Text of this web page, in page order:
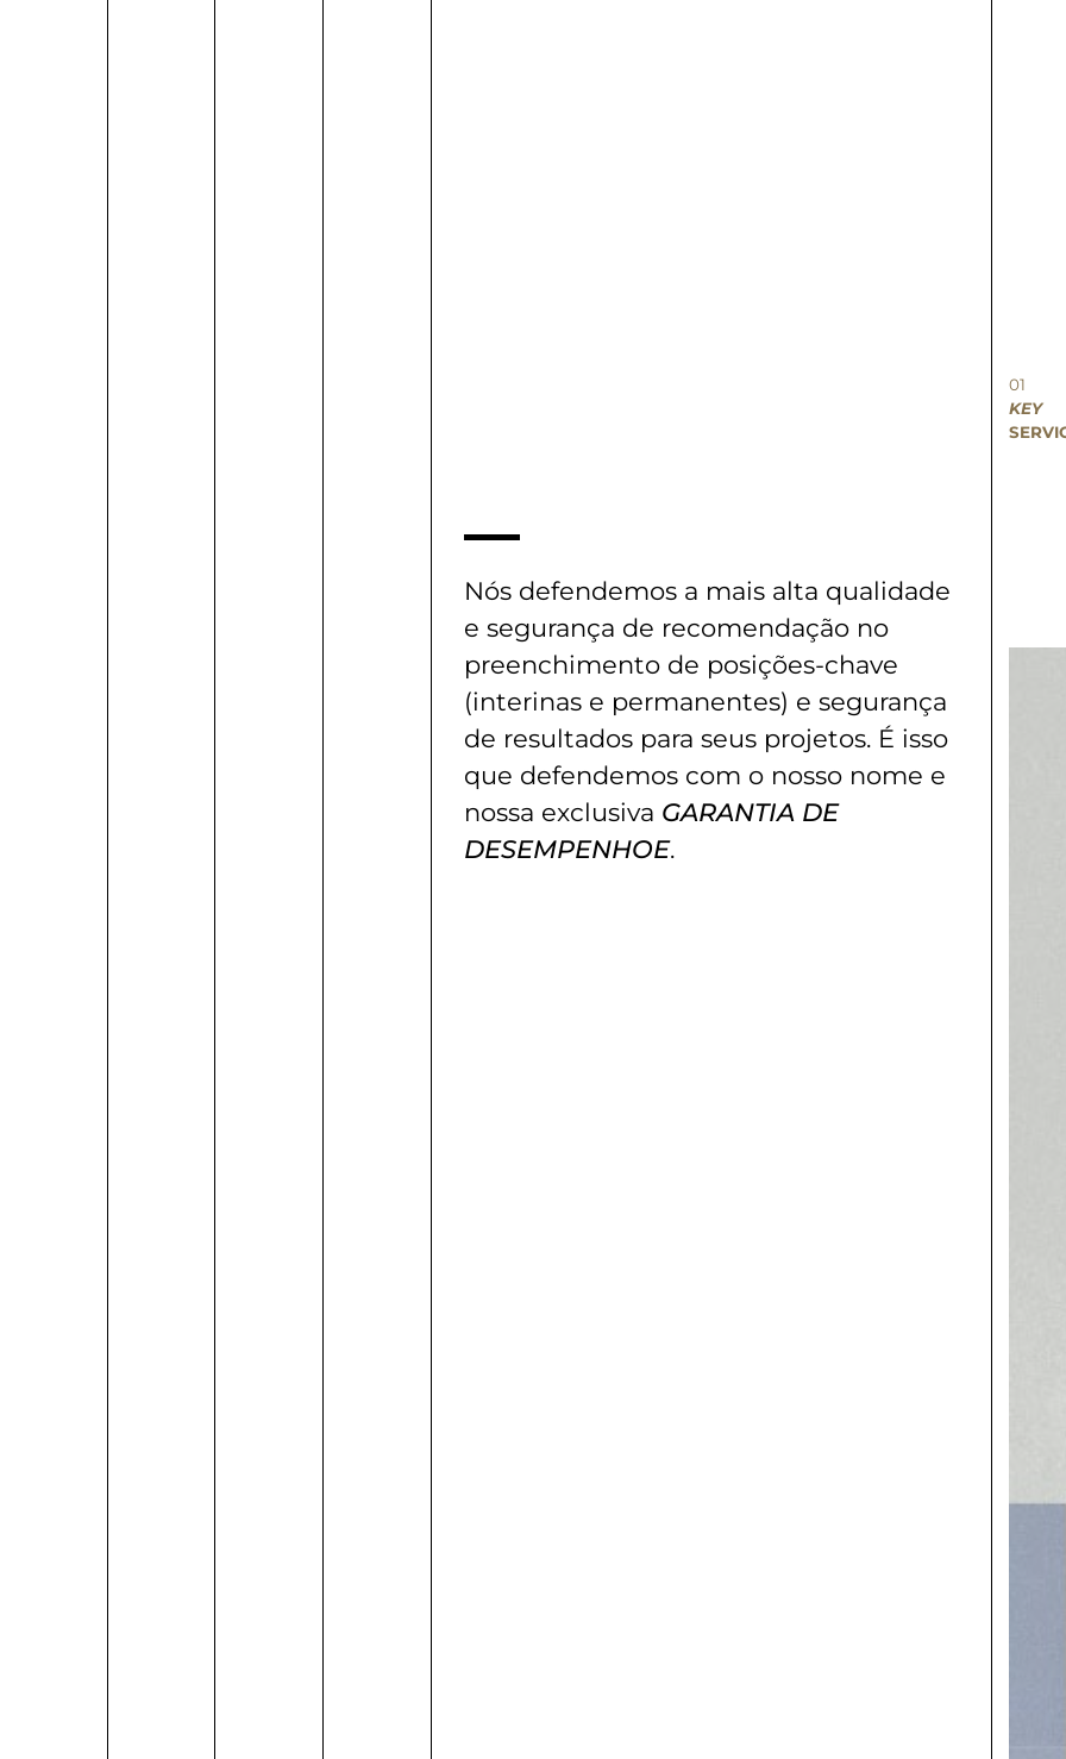
Nós defendemos a mais alta qualidade
e segurança de recomendação no
preenchimento de posições-chave
(interinas e permanentes) e segurança
de resultados para seus projetos. É isso
que defendemos com o nosso nome e
nossa exclusiva GARANTIA DE
DESEMPENHOE.
01
KEY